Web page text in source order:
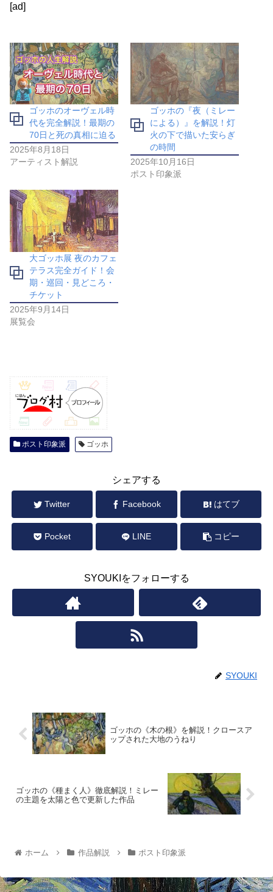
[ad]
ゴッホのオーヴェル時
代を完全解説！最期の
70日と死の真相に迫る
2025年8月18日
アーティスト解説
ゴッホの『夜（ミレー
による）』を解説！灯
火の下で描いた安らぎ
の時間
2025年10月16日
ポスト印象派
大ゴッホ展 夜のカフェ
テラス完全ガイド！会
期・巡回・見どころ・
チケット
2025年9月14日
展覧会
ポスト印象派 ゴッホ
シェアする
Twitter Facebook はてブ
Pocket LINE コピー
SYOUKIをフォローする
SYOUKI
ゴッホの《木の根》を解説！クロースア
ップされた大地のうねり
ゴッホの《種まく人》徹底解説！ミレー
の主題を太陽と色で更新した作品
ホーム 作品解説 ポスト印象派